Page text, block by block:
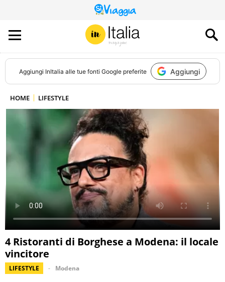
QUESTO
SITO
CONTRIBUISCE
ALL’AUDIENCE
DI
Aggiungi InItalia alle tue fonti Google preferite Aggiungi
HOME LIFESTYLE
4 Ristoranti di Borghese a Modena: il locale
vincitore
LIFESTYLE Modena